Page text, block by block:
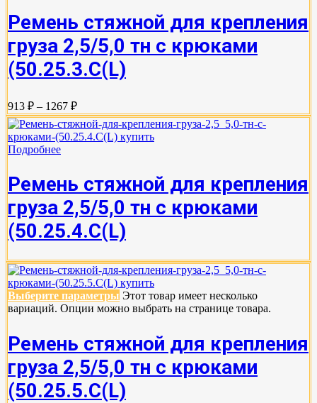
Ремень стяжной для крепления
груза 2,5/5,0 тн с крюками
(50.25.3.C(L)
913 ₽ – 1267 ₽
Подробнее
Ремень стяжной для крепления
груза 2,5/5,0 тн с крюками
(50.25.4.С(L)
Выберите параметры Этот товар имеет несколько
вариаций. Опции можно выбрать на странице товара.
Ремень стяжной для крепления
груза 2,5/5,0 тн с крюками
(50.25.5.C(L)